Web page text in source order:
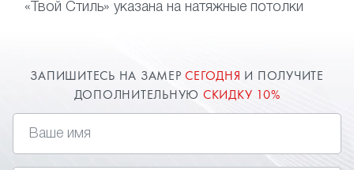
«Твой Стиль» указана на натяжные потолки
ЗАПИШИТЕСЬ НА ЗАМЕРСЕГОДНЯ И ПОЛУЧИТЕ
ДОПОЛНИТЕЛЬНУЮ СКИДКУ 10%